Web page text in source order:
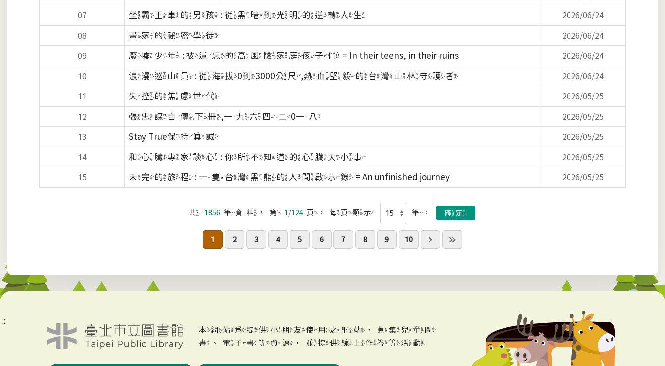
07 坐霸王車的男孩 : 從黑暗到光明的逆轉人生 2026/06/24
08 畫家的祕密學徒 2026/06/24
09 廢墟少年 : 被遺忘的高風險家庭孩子們 = In their teens, in their ruins 2026/06/24
10 浪漫巡山員 : 從海拔0到3000公尺,熱血堅毅的台灣山林守護者 2026/06/24
11 失控的焦慮世代 2026/05/25
12 張忠謀自傳.下冊,一九六四-二0一八 2026/05/25
13 Stay True保持真誠 2026/05/25
14 和心臟專家談心 : 你所不知道的心臟大小事 2026/05/25
15 未完的旅程 : 一隻台灣黑熊的人間啟示錄 = An unfinished journey 2026/05/25
共 1856 筆資料，第 1/124 頁，每頁顯示 筆，
1 2 3 4 5 6 7 8 9 10
:::
本網站為提供小朋友使用之網站，蒐集兒童圖
書、電子書等資源，並提供線上作答等活動